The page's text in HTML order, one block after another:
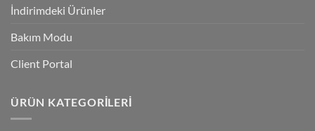
İndirimdeki Ürünler
Bakım Modu
Client Portal
ÜRÜN KATEGORILERI